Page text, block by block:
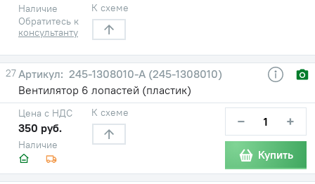
Наличие
Обратитесь к
консультанту
К схеме
27
245-1308010-А (245-1308010)
Вентилятор 6 лопастей (пластик)
Наличие
Цена с НДС
350 руб.
К схеме − +
Купить